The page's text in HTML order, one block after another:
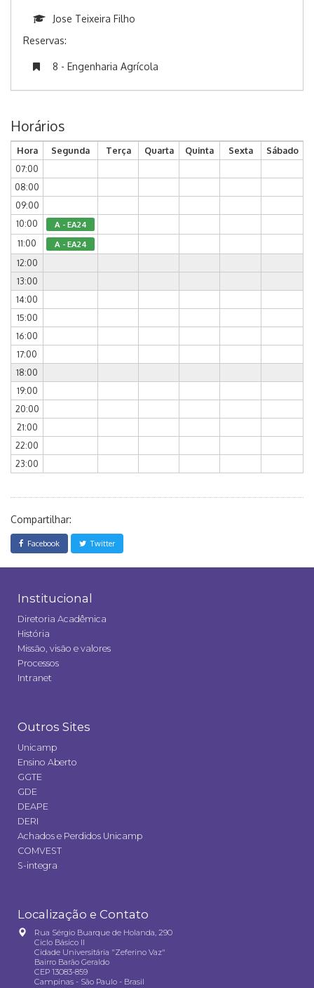
Jose Teixeira Filho
Reservas:
8 - Engenharia Agrícola
Horários
Hora Segunda Terça Quarta Quinta Sexta
Sábado
07:00
08:00
09:00
10:00
A - EA24
11:00 A - EA24
12:00
13:00
14:00
15:00
16:00
17:00
18:00
19:00
20:00
21:00
22:00
23:00
Compartilhar:
Facebook Twitter
Institucional
Diretoria Acadêmica
História
Missão, visão e valores
Processos
Intranet
Outros Sites
Unicamp
Ensino Aberto
GGTE
GDE
DEAPE
DERI
Achados e Perdidos Unicamp
COMVEST
S-integra
Localização e Contato
Rua Sérgio Buarque de Holanda, 290
Ciclo Básico II
Cidade Universitária "Zeferino Vaz"
Bairro Barão Geraldo
CEP 13083-859
Campinas - São Paulo - Brasil